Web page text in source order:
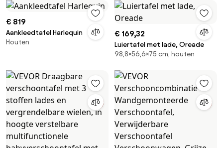
verstelbare draagbare
verschoontafel met
sterrenspeeltjes, lichtbeige
€ 819
Aankleedtafel Harlequin
Houten
€ 169,32
Luiertafel met lade, Oreade
98,8×56,6×75 cm, houten